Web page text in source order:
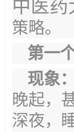
中医药
策略。
第一
现象：
晚起，
深夜，